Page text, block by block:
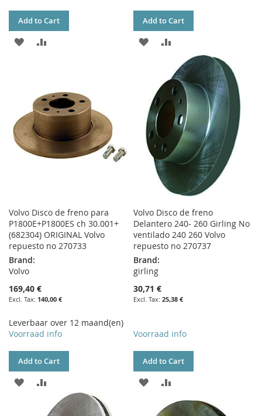
Add to Cart
ADD
LIST
Add to Cart
ADD
WISH
LIST
TO
COMPARE
Volvo Disco de freno para
P1800E+P1800ES ch 30.001+
(682304) ORIGINAL Volvo
repuesto no 270733
Brand:
Volvo
169,40 €
140,00 €
Leverbaar over 12 maand(en)
Voorraad info
Add to Cart
ADD
TO
Volvo Disco de freno
Delantero 240- 260 Girling No
ventilado 240 260 Volvo
repuesto no 270737
Brand:
girling
30,71 €
25,38 €
Voorraad info
Add to Cart
ADD
TO